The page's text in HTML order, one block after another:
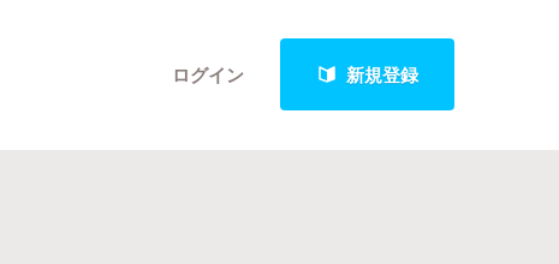
ログイン 新規登録